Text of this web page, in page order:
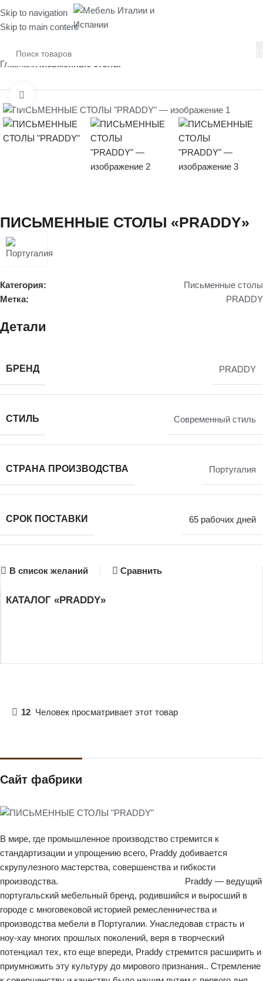
Skip to navigation
Skip to main content
Главная Письменные столы
ПИСЬМЕННЫЕ СТОЛЫ «PRADDY»
Категория:
Письменные столы
Метка:
PRADDY
Детали
БРЕНД PRADDY
СТИЛЬ Современный стиль
СТРАНА ПРОИЗВОДСТВА Португалия
СРОК ПОСТАВКИ 65 рабочих дней
В список желаний Сравнить
КАТАЛОГ «PRADDY»
12 Человек просматривает этот товар
Сайт фабрики
В мире, где промышленное производство стремится к
стандартизации и упрощению всего, Praddy добивается
скрупулезного мастерства, совершенства и гибкости
производства. Praddy — ведущий
португальский мебельный бренд, родившийся и выросший в
городе с многовековой историей ремесленничества и
производства мебели в Португалии. Унаследовав страсть и
ноу-хау многих прошлых поколений, веря в творческий
потенциал тех, кто еще впереди, Praddy стремится расширить и
приумножить эту культуру до мирового признания.. Стремление